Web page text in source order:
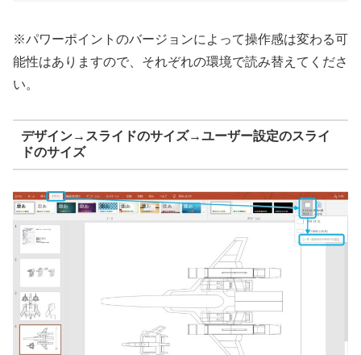
※パワーポイントのバージョンによって操作感は変わる可
能性はありますので、それぞれの環境で読み替えてくださ
い。
デザイン→スライドのサイズ→ユーザー設定のスライ
ドのサイズ